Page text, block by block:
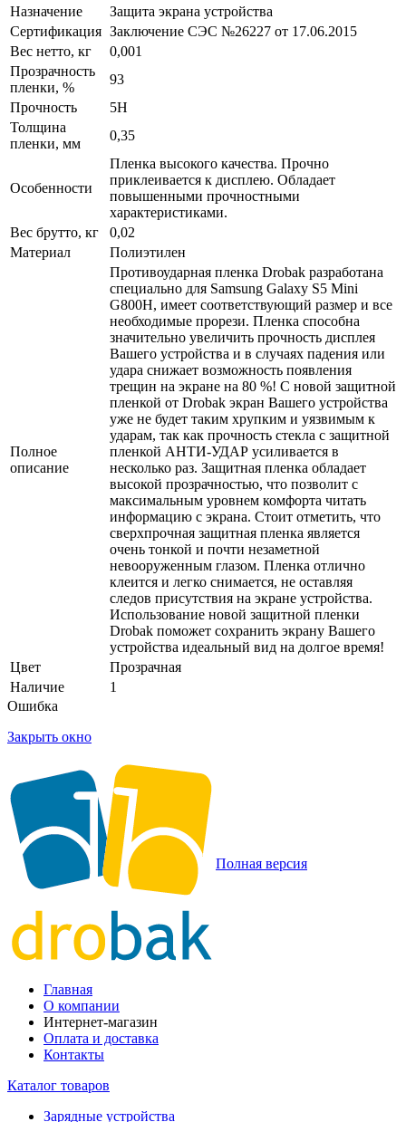
Назначение
Защита экрана устройства
Сертификация Заключение СЭС №26227 от 17.06.2015
Вес нетто, кг
0,001
Прозрачность
пленки, %
93
Прочность
5H
Толщина
пленки, мм
0,35
Особенности
Пленка высокого качества. Прочно
приклеивается к дисплею. Обладает
повышенными прочностными
характеристиками.
Вес брутто, кг
0,02
Материал
Полиэтилен
Полное
описание
Противоударная пленка Drobak разработана
специально для Samsung Galaxy S5 Mini
G800H, имеет соответствующий размер и все
необходимые прорези. Пленка способна
значительно увеличить прочность дисплея
Вашего устройства и в случаях падения или
удара снижает возможность появления
трещин на экране на 80 %! С новой защитной
пленкой от Drobak экран Вашего устройства
уже не будет таким хрупким и уязвимым к
ударам, так как прочность стекла с защитной
пленкой АНТИ-УДАР усиливается в
несколько раз. Защитная пленка обладает
высокой прозрачностью, что позволит с
максимальным уровнем комфорта читать
информацию с экрана. Стоит отметить, что
сверхпрочная защитная пленка является
очень тонкой и почти незаметной
невооруженным глазом. Пленка отлично
клеится и легко снимается, не оставляя
следов присутствия на экране устройства.
Использование новой защитной пленки
Drobak поможет сохранить экрану Вашего
устройства идеальный вид на долгое время!
Цвет
Прозрачная
Наличие
1
Ошибка
Закрыть окно
Полная версия
Главная
О компании
Интернет-магазин
Оплата и доставка
Контакты
Каталог товаров
Зарядные устройства